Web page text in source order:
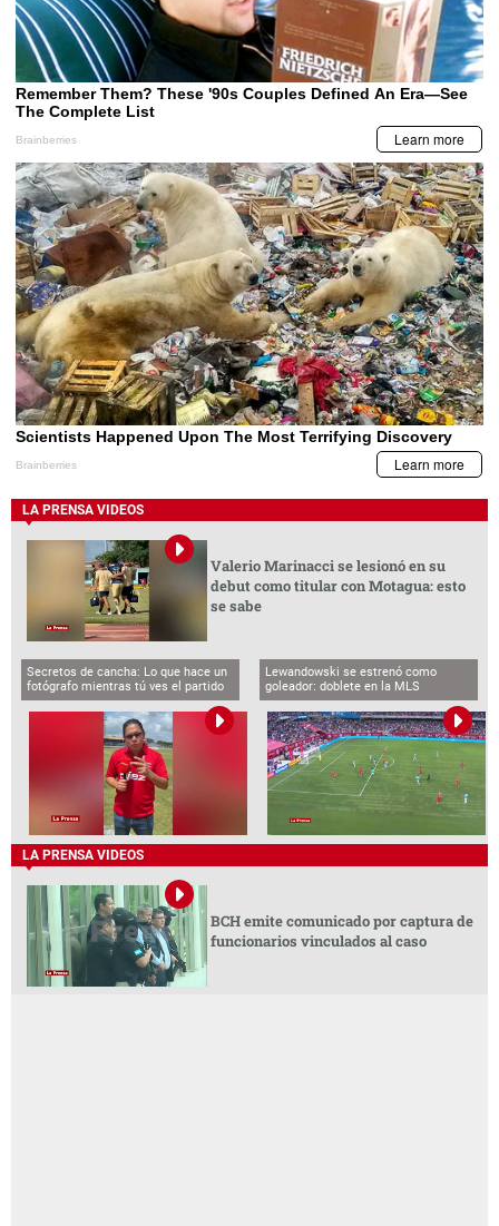
LA PRENSA VIDEOS
Valerio Marinacci se lesionó en su
debut como titular con Motagua: esto
se sabe
Secretos de cancha: Lo que hace un
fotógrafo mientras tú ves el partido
Lewandowski se estrenó como
goleador: doblete en la MLS
LA PRENSA VIDEOS
BCH emite comunicado por captura de
funcionarios vinculados al caso